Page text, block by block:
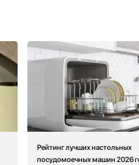
Рейтинг лучших настольных
посудомоечных машин 2026